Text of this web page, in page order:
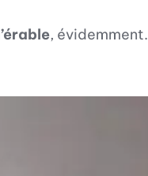
, évidemment.